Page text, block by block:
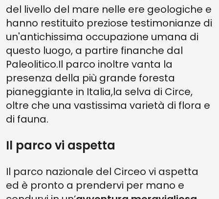
del livello del mare nelle ere geologiche e
hanno restituito preziose testimonianze di
un'antichissima occupazione umana di
questo luogo, a partire finanche dal
Paleolitico.Il parco inoltre vanta la
presenza della più grande foresta
pianeggiante in Italia,la selva di Circe,
oltre che una vastissima varietà di flora e
di fauna.
Il parco vi aspetta
Il parco nazionale del Circeo vi aspetta
ed è pronto a prendervi per mano e